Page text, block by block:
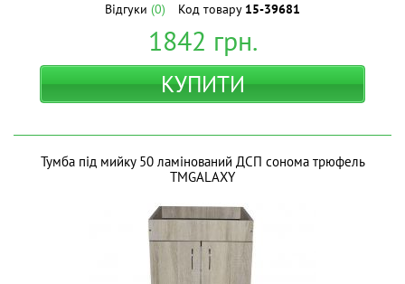
Відгуки (0) Код товару 15-39681
1842 грн.
КУПИТИ
Тумба під мийку 50 ламінований ДСП сонома трюфель
ТМGALAXY